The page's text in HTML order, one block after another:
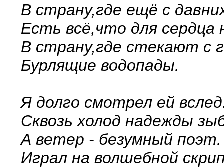
В страну,где ещё с
Есть всё,что для сердца
В страну,где стекают с
Бурлящие водопады.
Я долго смотрел ей
Сквозь холод надежды
А ветер - безумный поэт.
Играл на волшебной